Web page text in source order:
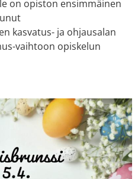
on opiston ensimmäinen
kasvatus- ja ohjausalan
vaihtoon opiskelun